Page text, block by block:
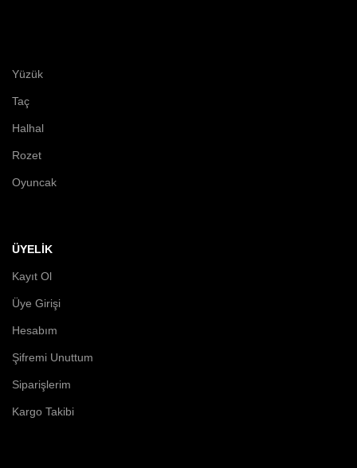
Yüzük
Taç
Halhal
Rozet
Oyuncak
ÜYELİK
Kayıt Ol
Üye Girişi
Hesabım
Şifremi Unuttum
Siparişlerim
Kargo Takibi